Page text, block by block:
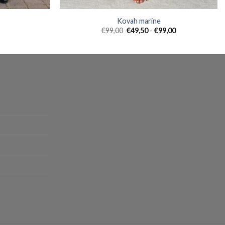
Kovah marine
€99,00 €49,50 - €99,00Prijsklasse: